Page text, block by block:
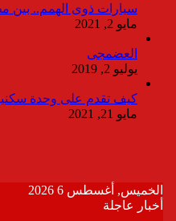
سيارات ذوى الهمم.. بين
مايو 2, 2021
العضمجى
يوليو 2, 2019
كيف تقدم على وحدة سكنية
مايو 21, 2021